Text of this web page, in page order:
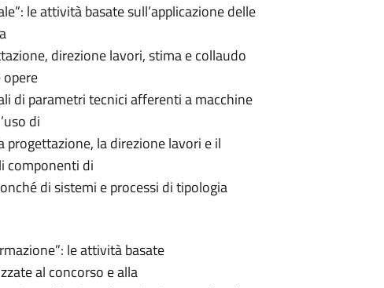
le attività basate sull’applicazione delle
direzione lavori, stima e collaudo
di parametri tecnici afferenti a macchine
di
la direzione lavori e il
componenti di
di sistemi e processi di tipologia
le attività basate
al concorso e alla